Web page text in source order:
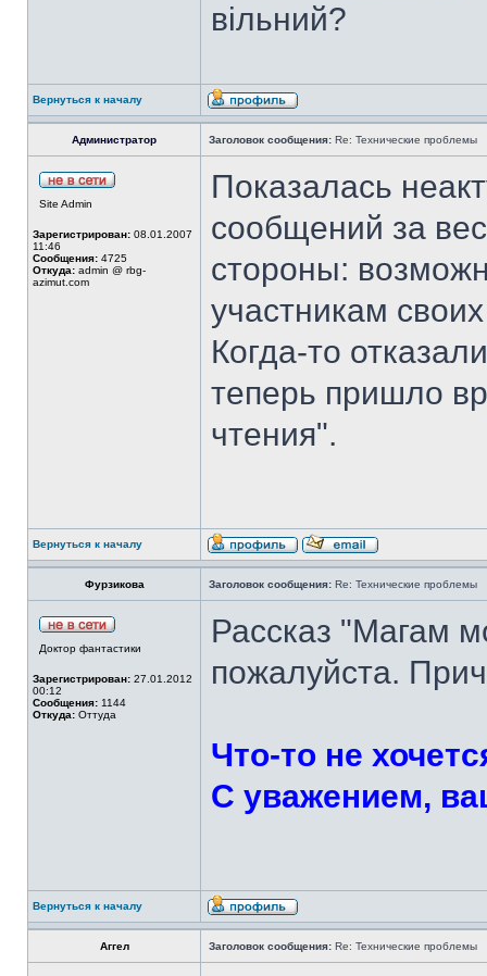
вільний?
Вернуться к началу
Администратор Заголовок сообщения: Re: Технические проблемы
Site Admin
Зарегистрирован: 08.01.2007
11:46
Сообщения: 4725
Откуда: admin @ rbg-
azimut.com
Показалась
сообщений за
стороны:
участникам
Когда-то
теперь пришло
чтения".
Вернуться к началу
Фурзикова Заголовок сообщения: Re: Технические проблемы
Доктор фантастики
Зарегистрирован: 27.01.2012
00:12
Сообщения: 1144
Откуда: Оттуда
Рассказ "Магам
пожалуйста.
Что-то не
С уважением,
Вернуться к началу
Аггел Заголовок сообщения: Re: Технические проблемы